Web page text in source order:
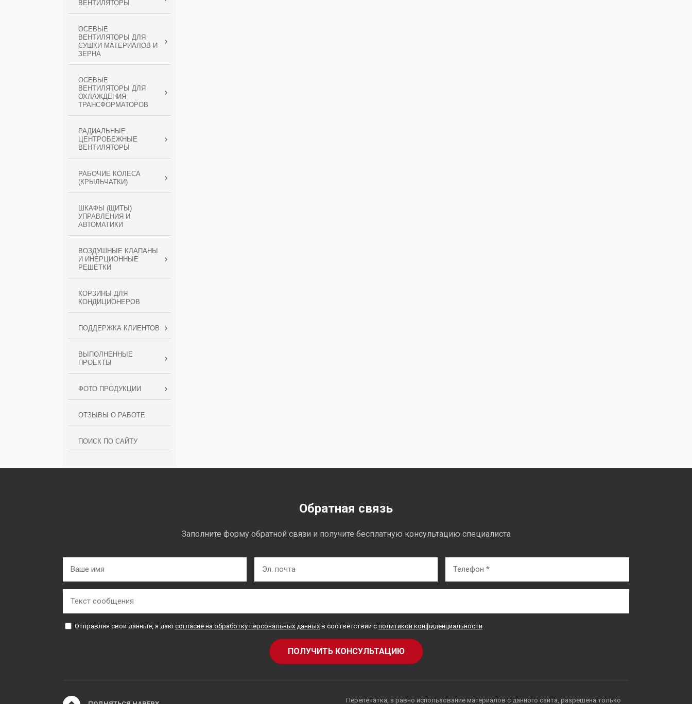
ВЕНТИЛЯТОРЫ
ОСЕВЫЕ
ВЕНТИЛЯТОРЫ ДЛЯ
СУШКИ МАТЕРИАЛОВ И
ЗЕРНА
ОСЕВЫЕ
ВЕНТИЛЯТОРЫ ДЛЯ
ОХЛАЖДЕНИЯ
ТРАНСФОРМАТОРОВ
РАДИАЛЬНЫЕ
ЦЕНТРОБЕЖНЫЕ
ВЕНТИЛЯТОРЫ
РАБОЧИЕ КОЛЕСА
(КРЫЛЬЧАТКИ)
ШКАФЫ (ЩИТЫ)
УПРАВЛЕНИЯ И
АВТОМАТИКИ
ВОЗДУШНЫЕ КЛАПАНЫ
И ИНЕРЦИОННЫЕ
РЕШЕТКИ
КОРЗИНЫ ДЛЯ
КОНДИЦИОНЕРОВ
ПОДДЕРЖКА КЛИЕНТОВ
ВЫПОЛНЕННЫЕ
ПРОЕКТЫ
ФОТО ПРОДУКЦИИ
ОТЗЫВЫ О РАБОТЕ
ПОИСК ПО САЙТУ
Обратная связь
Заполните форму обратной связи и получите бесплатную консультацию специалиста
Отправляя свои данные, я даю согласие на обработку персональных данных в соответствии с политикой конфиденциальности
Перепечатка, а равно использование материалов с данного сайта, разрешена только